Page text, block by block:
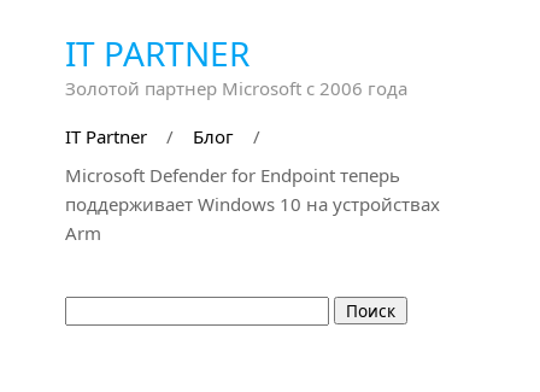
IT PARTNER
Золотой партнер Microsoft с 2006 года
IT Partner
/ Блог
/
Microsoft Defender for Endpoint теперь
поддерживает Windows 10 на устройствах
Arm